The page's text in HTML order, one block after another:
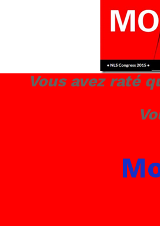
Vous avez raté